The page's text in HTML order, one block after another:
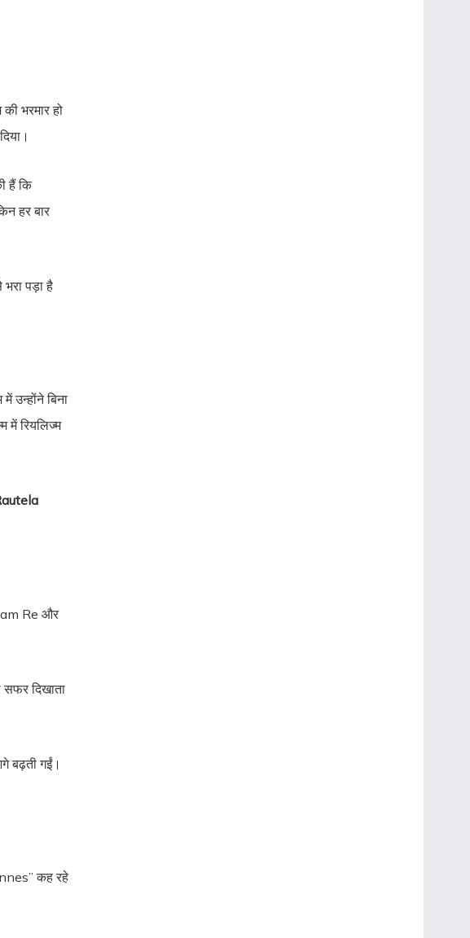
भरमार हो
हैं कि
हर बार
पड़ा है
उन्होंने बिना
में रियलिज्म
Re और
सफर दिखाता
बढ़ती गईं।
कह रहे